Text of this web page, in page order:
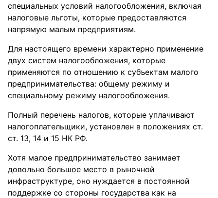
специальных условий налогообложения, включая
налоговые льготы, которые предоставляются
напрямую малым предприятиям.
Для настоящего времени характерно применение
двух систем налогообложения, которые
применяются по отношению к субъектам малого
предпринимательства: общему режиму и
специальному режиму налогообложения.
Полный перечень налогов, которые уплачивают
налогоплательщики, установлен в положениях ст.
ст. 13, 14 и 15 НК РФ.
Хотя малое предпринимательство занимает
довольно большое место в рыночной
инфраструктуре, оно нуждается в постоянной
поддержке со стороны государства как на